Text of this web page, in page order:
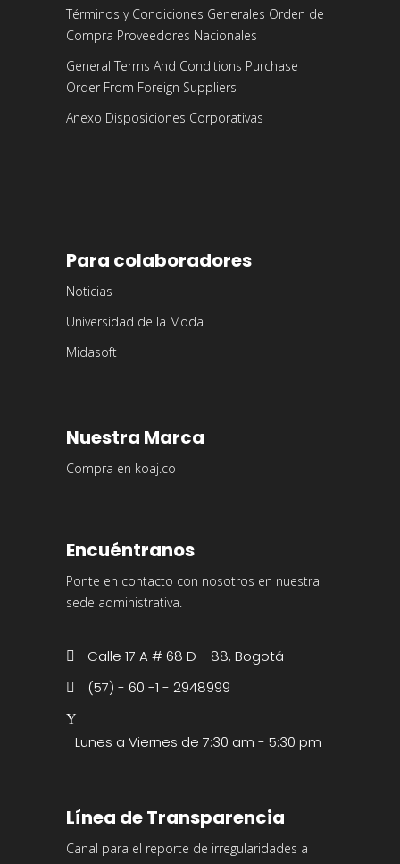
Términos y Condiciones Generales Orden de
Compra Proveedores Nacionales
General Terms And Conditions Purchase
Order From Foreign Suppliers
Anexo Disposiciones Corporativas
Para colaboradores
Noticias
Universidad de la Moda
Midasoft
Nuestra Marca
Compra en koaj.co
Encuéntranos
Ponte en contacto con nosotros en nuestra
sede administrativa.
Calle 17 A # 68 D - 88, Bogotá
(57) - 60 -1 - 2948999
Lunes a Viernes de 7:30 am - 5:30 pm
Línea de Transparencia
Canal para el reporte de irregularidades a